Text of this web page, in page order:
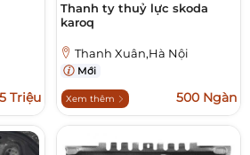
Triệu
Thanh ty thuỷ lực skoda
karoq
Thanh Xuân,Hà Nội
Mới
Xem thêm 500 Ngàn